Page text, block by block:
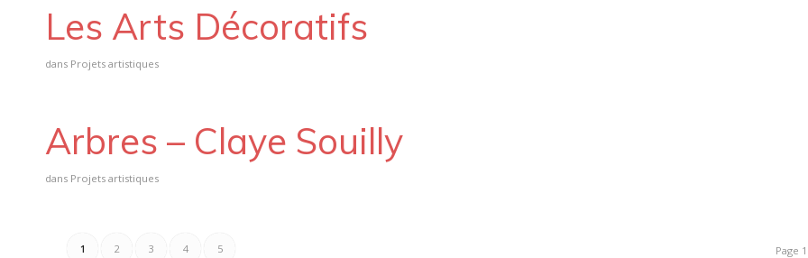
Les Arts Décoratifs
dans Projets artistiques
Arbres – Claye Souilly
dans Projets artistiques
Page
1 2 3 4 5